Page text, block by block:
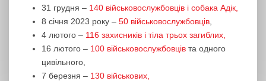
31 грудня – 140 військовослужбовців і собака Адік,
8 січня 2023 року – 50 військовослужбовців
4 лютого – 116 захисників і тіла трьох загиблих,
16 лютого – 100 військовослужбовців та одного
цивільного,
7 березня – 130 військових,